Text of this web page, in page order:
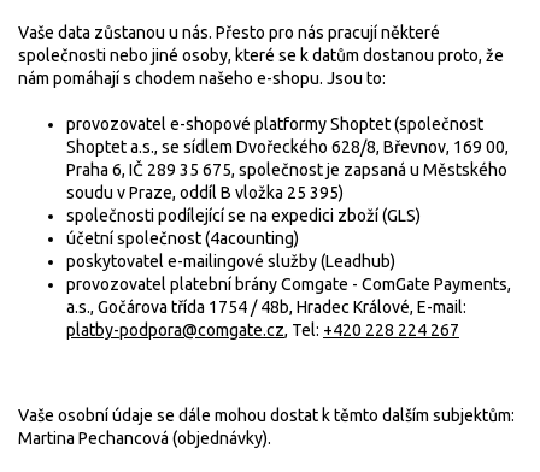
Vaše data zůstanou u nás. Přesto pro nás pracují některé
společnosti nebo jiné osoby, které se k datům dostanou proto, že
nám pomáhají s chodem našeho e-shopu. Jsou to:
provozovatel e-shopové platformy Shoptet (společnost
Shoptet a.s., se sídlem Dvořeckého 628/8, Břevnov, 169 00,
Praha 6, IČ 289 35 675, společnost je zapsaná u Městského
soudu v Praze, oddíl B vložka 25 395)
společnosti podílející se na expedici zboží (GLS)
účetní společnost (4acounting)
poskytovatel e-mailingové služby (Leadhub)
provozovatel platební brány Comgate - ComGate Payments,
a.s., Gočárova třída 1754 / 48b, Hradec Králové, E-mail:
platby-podpora@comgate.cz, Tel: +420 228 224 267
Vaše osobní údaje se dále mohou dostat k těmto dalším subjektům:
Martina Pechancová (objednávky).